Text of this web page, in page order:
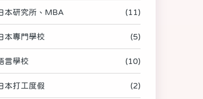
本研究所、MBA (11)
本專門學校 (5)
言學校 (10)
本打工度假 (2)